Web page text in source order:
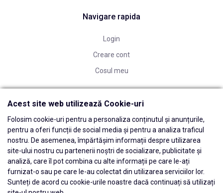
Navigare rapida
Login
Creare cont
Cosul meu
Acest site web utilizează Cookie-uri
Folosim cookie-uri pentru a personaliza conținutul și anunțurile,
pentru a oferi funcții de social media și pentru a analiza traficul
nostru. De asemenea, împărtășim informații despre utilizarea
site-ului nostru cu partenerii noștri de socializare, publicitate și
analiză, care îl pot combina cu alte informații pe care le-ați
furnizat-o sau pe care le-au colectat din utilizarea serviciilor lor.
Sunteți de acord cu cookie-urile noastre dacă continuați să utilizați